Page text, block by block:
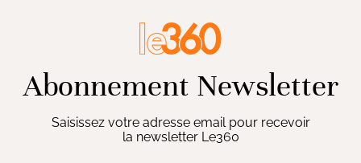
Abonnement Newsletter
Saisissez votre adresse email pour recevoir
la newsletter Le360